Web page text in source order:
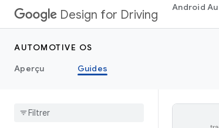
Design for Driving
Android
AUTOMOTIVE OS
Aperçu
Guides